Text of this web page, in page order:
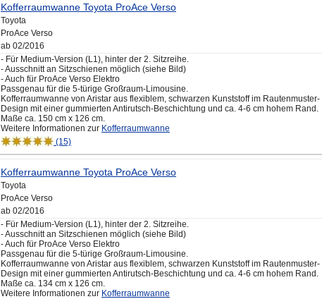
Kofferraumwanne Toyota ProAce Verso
Toyota
ProAce Verso
ab 02/2016
- Für Medium-Version (L1), hinter der 2. Sitzreihe.
- Ausschnitt an Sitzschienen möglich (siehe Bild)
- Auch für ProAce Verso Elektro
Passgenau für die 5-türige Großraum-Limousine.
Kofferraumwanne von Aristar aus flexiblem, schwarzen Kunststoff im Rautenmuster-
Design mit einer gummierten Antirutsch-Beschichtung und ca. 4-6 cm hohem Rand.
Maße ca. 150 cm x 126 cm.
Weitere Informationen zur Kofferraumwanne
(15)
Kofferraumwanne Toyota ProAce Verso
Toyota
ProAce Verso
ab 02/2016
- Für Medium-Version (L1), hinter der 2. Sitzreihe.
- Ausschnitt an Sitzschienen möglich (siehe Bild)
- Auch für ProAce Verso Elektro
Passgenau für die 5-türige Großraum-Limousine.
Kofferraumwanne von Aristar aus flexiblem, schwarzen Kunststoff im Rautenmuster-
Design mit einer gummierten Antirutsch-Beschichtung und ca. 4-6 cm hohem Rand.
Maße ca. 134 cm x 126 cm.
Weitere Informationen zur Kofferraumwanne